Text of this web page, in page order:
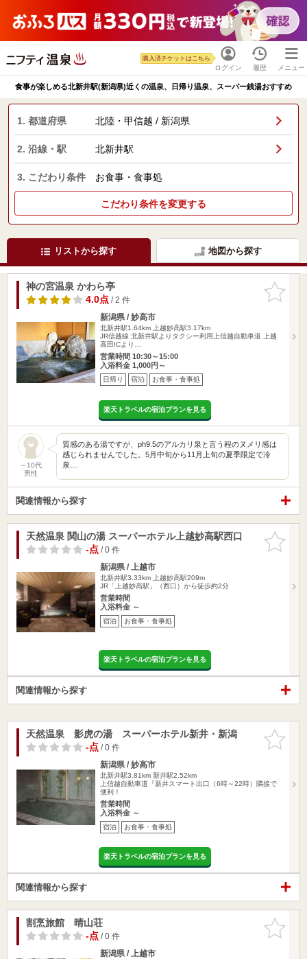
ログイン
購入済チケットはこちら
履歴 メニュー
食事が楽しめる北新井駅(新潟県)近くの温泉、日帰り温泉、スーパー銭湯おすすめ
1. 都道府県 北陸・甲信越 / 新潟県
2. 沿線・駅 北新井駅
3. こだわり条件 お食事・食事処
こだわり条件を変更する
リストから探す 地図から探す
お気に入
りに追加
神の宮温泉 かわら亭
4.0点/ 2 件
新潟県 / 妙高市
北新井駅1.64km
上越妙高駅3.17km
JR信越線 北新井駅よりタクシー利用上信越自動車道 上越
高田ICより…
営業時間 10:30～15:00
入浴料金 1,000円～
日帰り 宿泊 お食事・食事処
楽天トラベルの宿泊プランを見る
～10代
男性
質感のある湯ですが、ph9.5のアルカリ泉と言う程のヌメリ感は
感じられませんでした。5月中旬から11月上旬の夏季限定で冷
泉…
関連情報から探す
お気に入
りに追加
天然温泉 関山の湯 スーパーホテル上越妙高駅西口
-点/ 0 件
新潟県 / 上越市
北新井駅3.33km
上越妙高駅209m
JR「上越妙高駅」（西口）から徒歩約2分
営業時間
入浴料金 ～
宿泊 お食事・食事処
楽天トラベルの宿泊プランを見る
関連情報から探す
お気に入
りに追加
天然温泉 影虎の湯 スーパーホテル新井・新潟
-点/ 0 件
新潟県 / 妙高市
北新井駅3.81km 新井駅2.52km
上信越自動車道『新井スマート出口（6時～22時）隣接で
便利！
営業時間
入浴料金 ～
宿泊 お食事・食事処
楽天トラベルの宿泊プランを見る
関連情報から探す
お気に入
りに追加
割烹旅館 晴山荘
-点/ 0 件
新潟県 / 上越市